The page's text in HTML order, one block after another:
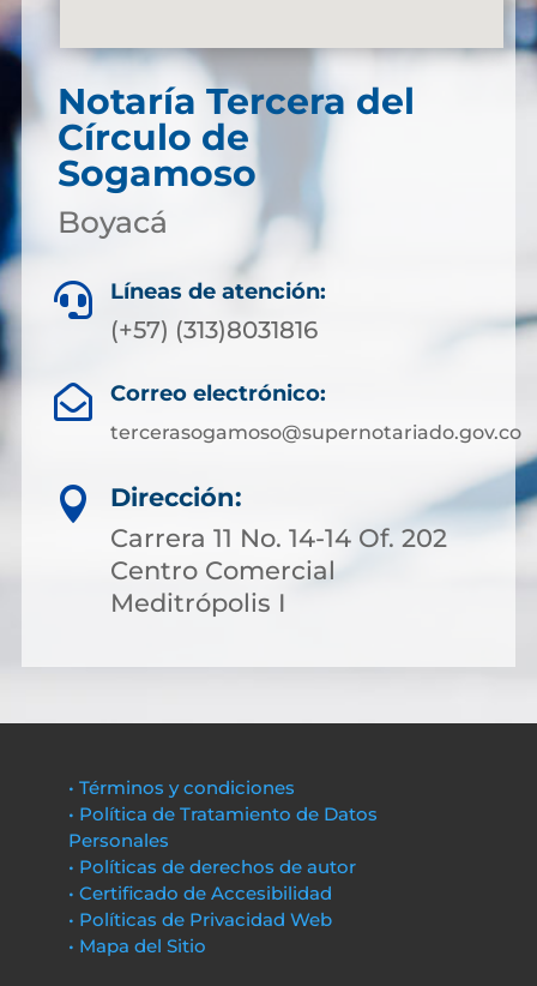
Notaría Tercera del
Círculo de
Sogamoso
Boyacá
 Líneas de atención:
(+57) (313)8031816
 Correo electrónico:
tercerasogamoso@supernotariado.gov.co

Dirección:
Carrera 11 No. 14-14 Of. 202
Centro Comercial
Meditrópolis I
• Términos y condiciones
• Política de Tratamiento de Datos
Personales
• Políticas de derechos de autor
• Certificado de Accesibilidad
• Políticas de Privacidad Web
• Mapa del Sitio